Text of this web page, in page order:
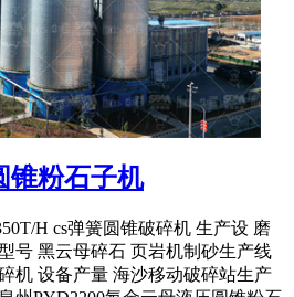
锥粉石子机
H cs弹簧圆锥破碎机 生产设 磨
号 黑云母碎石 页岩机制砂生产线
机 设备产量 海沙移动破碎站生产